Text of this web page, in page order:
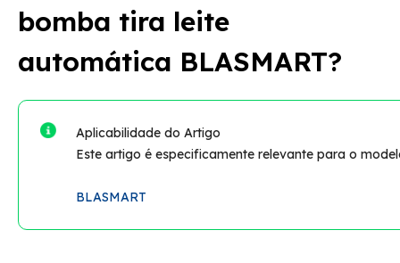
Bomba tira leite automática COMPACT CHARGE não
COMFORT II?
Como fazer a limpeza da bomba tira leite manual
BLACOMP?
bomba tira leite
automática BLASMART?
Aplicabilidade do Artigo
Este artigo é especificamente relevante para o
BLASMART